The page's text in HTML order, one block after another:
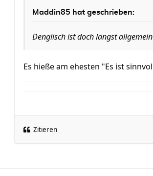
Maddin85 hat geschrieben:
Denglisch ist doch längst
Es hieße am ehesten "Es ist
Zitieren